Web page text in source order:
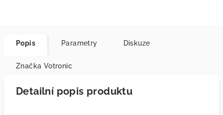
Popis Parametry Diskuze
Značka Votronic
Detailní popis produktu